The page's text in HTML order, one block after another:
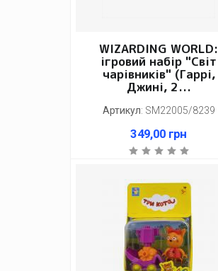
WIZARDING WORLD:
ігровий набір "Світ
чарівників" (Гаррі,
Джині, 2...
Артикул: SM22005/8239
349,00 грн